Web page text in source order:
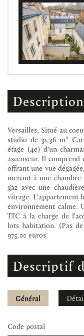
Versailles, Situé au
studio de 31,36 m²
étage (4e) d'un
ascenseur. Il
offrant une vue
menant à une
gaz avec une
vitrage. L'appartement
environnement calme.
TTC à la charge de
lots habitation. (Pas
975.00 euros.
descriptif
Général
Code postal